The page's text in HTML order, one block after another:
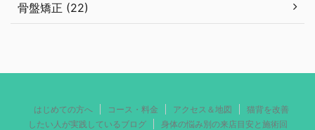
骨盤矯正 (22)
はじめての方へ コース・料金 アクセス＆地図
猫背を改善
したい人が実践しているブログ
身体の悩み別の来店目安と施術回